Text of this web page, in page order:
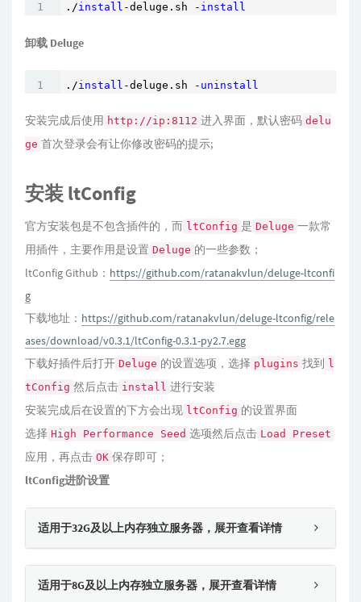
./install -deluge.sh - install
卸载 Deluge
./install -deluge.sh - uninstall
安装完成后使用 http://ip:8112 进入界面，默认密码 delu
ge 首次登录会有让你修改密码的提示;
安装 ltConfig
官方安装包是不包含插件的，而 ltConfig 是 Deluge 一款常
用插件，主要作用是设置 Deluge 的一些参数；
ltConfig Github： https://github.com/ratanakvlun/deluge-ltconfi
g
下载地址： https://github.com/ratanakvlun/deluge-ltconfig/rele
ases/download/v0.3.1/ltConfig-0.3.1-py2.7.egg
下载好插件后打开 Deluge 的设置选项，选择 plugins 找到 l
tConfig 然后点击 install 进行安装
安装完成后在设置的下方会出现 ltConfig 的设置界面
选择 High Performance Seed 选项然后点击 Load Preset
应用，再点击 OK 保存即可；
ltConfig进阶设置
适用于32G及以上内存独立服务器，展开查看详情
适用于8G及以上内存独立服务器，展开查看详情